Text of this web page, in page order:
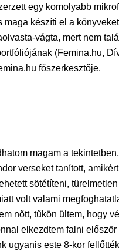
egy komolyabb
készíti el a
vágta, mert nem
(Femina.hu,
főszerkesztője.
magam a
verseket tanított,
sötétíteni,
volt valami
nőtt, tűkön ültem, hogy
elkezdtem falni
este 8-kor